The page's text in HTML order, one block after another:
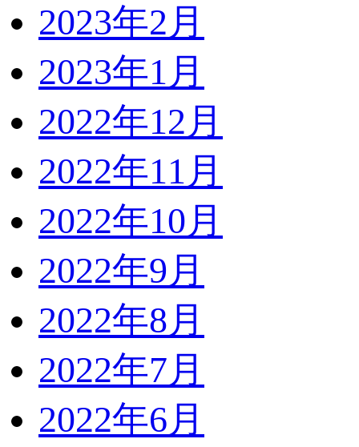
2023年2月
2023年1月
2022年12月
2022年11月
2022年10月
2022年9月
2022年8月
2022年7月
2022年6月